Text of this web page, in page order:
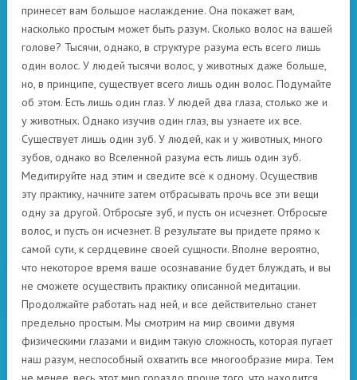
принесет вам большое наслаждение. Она покажет вам,
насколько простым может быть разум. Сколько волос на вашей
голове? Тысячи, однако, в структуре разума есть всего лишь
один волос. У людей тысячи волос, у животных даже больше,
но, в принципе, существует всего лишь один волос. Подумайте
об этом. Есть лишь один глаз. У людей два глаза, столько же и
у животных. Однако изучив один глаз, вы узнаете их все.
Существует лишь один зуб. У людей, как и у животных, много
зубов, однако во Вселенной разума есть лишь один зуб.
Медитируйте над этим и сведите всё к одному. Осуществив
эту практику, начните затем отбрасывать прочь все эти вещи
одну за другой. Отбросьте зуб, и пусть он исчезнет. Отбросьте
волос, и пусть он исчезнет. В результате вы придете прямо к
самой сути, к сердцевине своей сущности. Вполне вероятно,
что некоторое время ваше осознавание будет блуждать, и вы
не сможете осуществить практику описанной медитации.
Продолжайте работать над ней, и все действительно станет
предельно простым. Мы смотрим на мир своими двумя
физическими глазами и видим такую сложность, которая пугает
наш разум, неспособный охватить все многообразие мира. Тем